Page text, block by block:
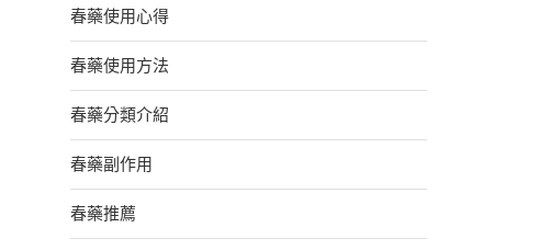
春藥使用心得
春藥使用方法
春藥分類介紹
春藥副作用
春藥推薦